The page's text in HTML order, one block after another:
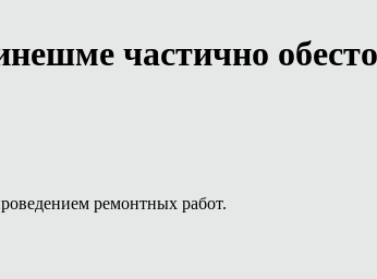
частично
ремонтных работ.